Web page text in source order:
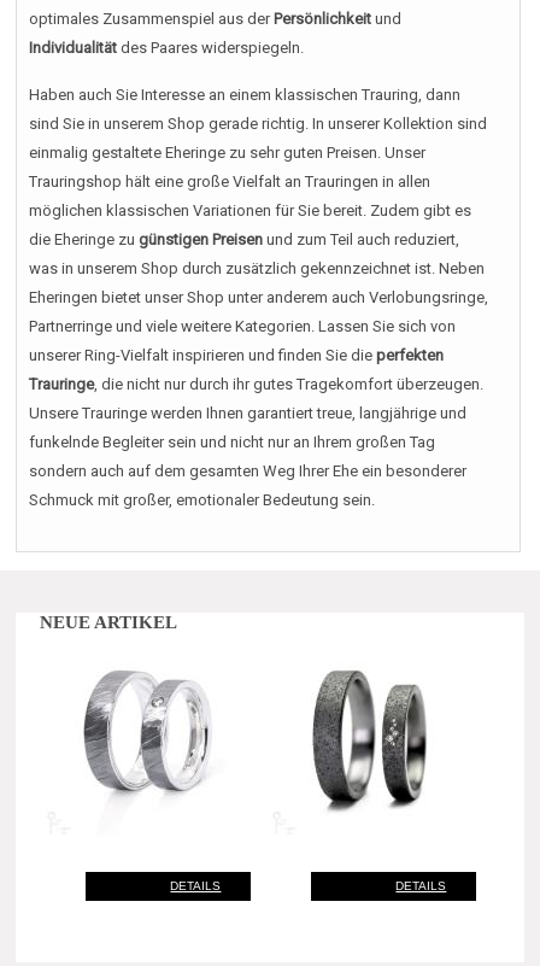
optimales Zusammenspiel aus der Persönlichkeit und
Individualität des Paares widerspiegeln.
Haben auch Sie Interesse an einem klassischen Trauring, dann
sind Sie in unserem Shop gerade richtig. In unserer Kollektion sind
einmalig gestaltete Eheringe zu sehr guten Preisen. Unser
Trauringshop hält eine große Vielfalt an Trauringen in allen
möglichen klassischen Variationen für Sie bereit. Zudem gibt es
die Eheringe zugünstigen Preisen und zum Teil auch reduziert,
was in unserem Shop durch zusätzlich gekennzeichnet ist. Neben
Eheringen bietet unser Shop unter anderem auch Verlobungsringe,
Partnerringe und viele weitere Kategorien. Lassen Sie sich von
unserer Ring-Vielfalt inspirieren und finden Sie dieperfekten
Trauringe, die nicht nur durch ihr gutes Tragekomfort überzeugen.
Unsere Trauringe werden Ihnen garantiert treue, langjährige und
funkelnde Begleiter sein und nicht nur an Ihrem großen Tag
sondern auch auf dem gesamten Weg Ihrer Ehe ein besonderer
Schmuck mit großer, emotionaler Bedeutung sein.
NEUE ARTIKEL
DETAILS DETAILS